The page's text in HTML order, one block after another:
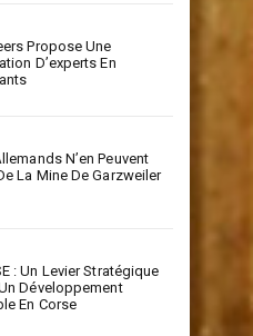
Propose Une
D’experts En
N’en Peuvent
La Mine De Garzweiler
: Un Levier Stratégique
Développement
En Corse